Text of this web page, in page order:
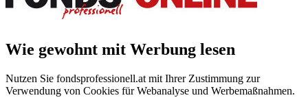
Wie gewohnt mit Werbung lesen
Nutzen Sie fondsprofessionell.at mit Ihrer Zustimmung zur
Verwendung von Cookies für Webanalyse und Werbemaßnahmen.